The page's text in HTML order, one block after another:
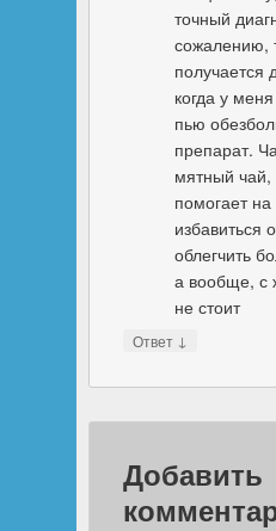
точный
сожалению,
получается
когда у
пью
препарат.
мятный чай,
помогает
избавиться
облегчить
а вообще, с
не стоит
Ответ ↓
Добавить